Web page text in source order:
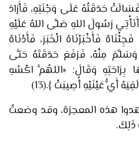
حَدَقَتُهُ عَلَى وَجْنَتِهِ، فَأَرَادَ
رَسُولَ اللهِ صَلَّى اللهُ عَلَيْهِ
فَأَخْبَرْنَاهُ الْخَبَرَ، فَأَدْنَاهُ
مِنْهُ، فَرَفَعَ حَدَقَتَهُ حَتَّى
وَقَالَ: «اللهُمَّ اكْسُهِ
أَيُّ عَيْنَيْهِ أُصِيبَتْ }
.
(13)
هذه المعجزة، وقد وضعتُ
ذَلِكَ.